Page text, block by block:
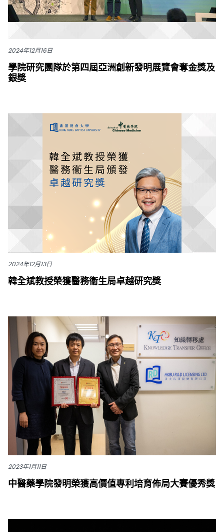
2024年12月16日
學院研究團隊於第四屆亞洲創新發明展覽會奪金獎及
銀獎
2024年12月13日
韓全斌教授榮獲醫務衞生局卓越研究獎
2023年1月11日
中醫藥學院發明榮獲高價值專利培育佈局大賽優秀獎